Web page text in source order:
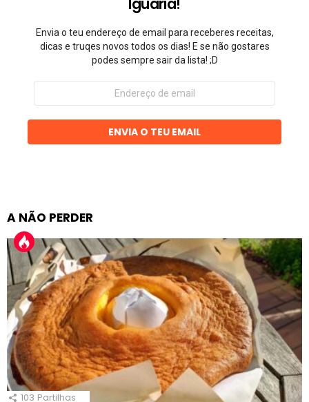
Envia o teu endereço de email para receberes receitas,
dicas e truqes novos todos os dias! E se não gostares
podes sempre sair da lista! ;D
Endereço
email
ENVIA O TEU EMAIL
A NÃO PERDER
103 Partilhas